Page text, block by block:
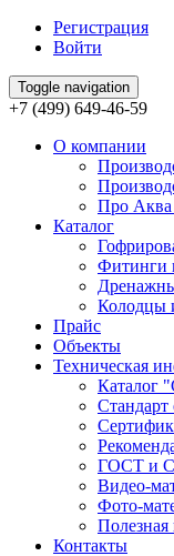
Регистрация
Войти
Toggle navigation
+7 (499) 649-46-59
О компании
Про Аква
Каталог
Фитинги
Колодцы
Прайс
Объекты
Техническая
Каталог
Стандарт
ГОСТ и
Видео-
Фото-
Контакты